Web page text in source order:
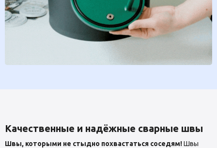
Качественные и надёжные сварные швы
Швы, которыми не стыдно похвастаться соседям!Швы